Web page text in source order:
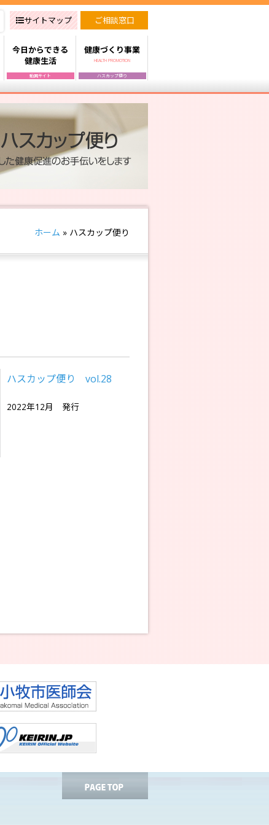
サイトマップ ご相談窓口
今日からできる
健康生活
動画サイト
健康づくり事業
HEALTH PROMOTION
ハスカップ便り
ホーム » ハスカップ便り
ハスカップ便り vol.28
2022年12月 発行